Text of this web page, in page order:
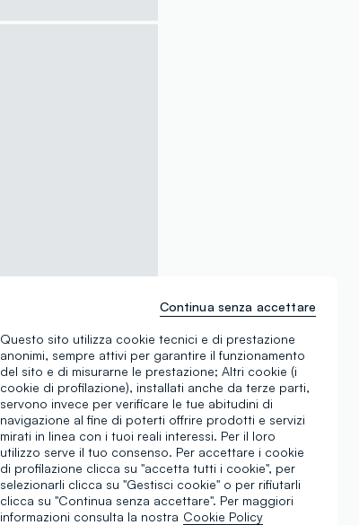
Questo sito utilizza cookie tecnici e di prestazione
anonimi, sempre attivi per garantire il funzionamento
del sito e di misurarne le prestazione; Altri cookie (i
cookie di profilazione), installati anche da terze parti,
servono invece per verificare le tue abitudini di
navigazione al fine di poterti offrire prodotti e servizi
mirati in linea con i tuoi reali interessi. Per il loro
utilizzo serve il tuo consenso. Per accettare i cookie
di profilazione clicca su "accetta tutti i cookie", per
selezionarli clicca su "Gestisci cookie" o per rifiutarli
clicca su "Continua senza accettare". Per maggiori
informazioni consulta la nostra Cookie Policy
Continua senza accettare